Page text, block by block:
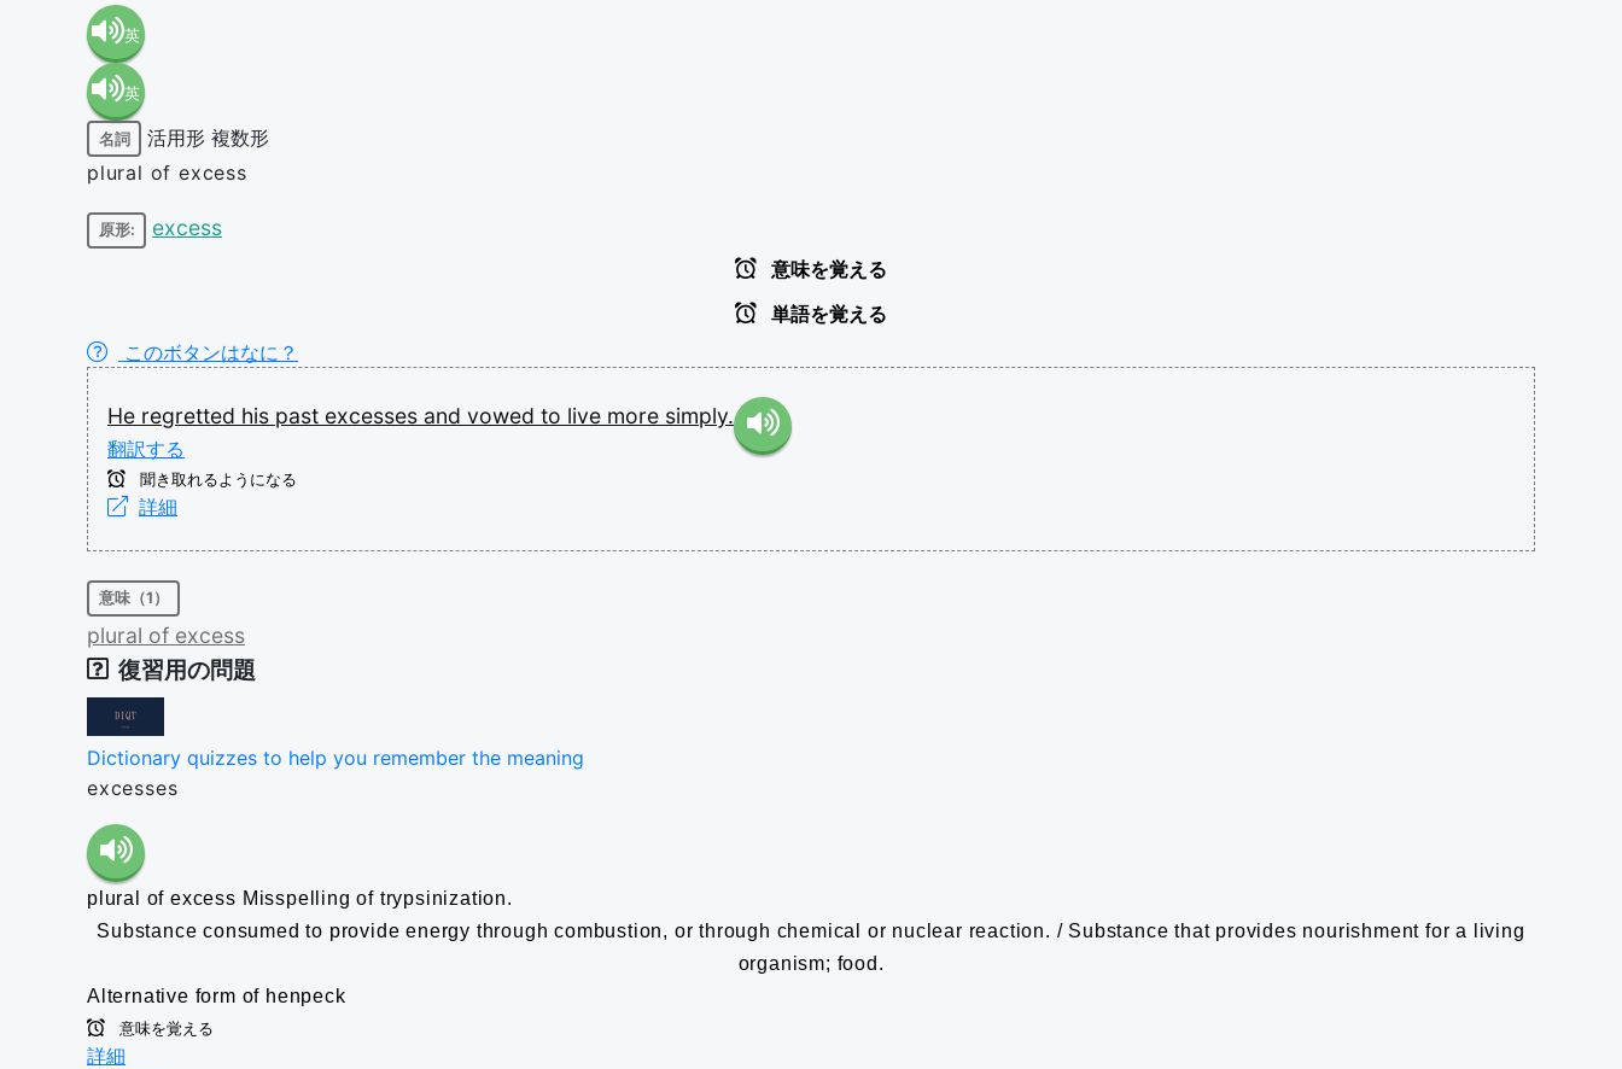
英
語（米
国）
(en-US)
英
語（イ
ギリ
(en-GB)
名詞 活用形 複数形
plural of excess
原形: excess
意味を覚える
単語を覚える
このボタンはなに？
He regretted his past excesses and vowed to live more simply.
翻訳する
聞き取れるようになる
詳細
意味（1）
plural of excess
復習用の問題
Dictionary quizzes to help you remember the meaning
excesses
plural of excess Misspelling of trypsinization.
Substance consumed to provide energy through combustion, or through chemical or nuclear reaction. / Substance that provides nourishment for a living
organism; food.
Alternative form of henpeck
意味を覚える
詳細